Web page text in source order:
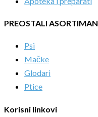
PREOSTALI ASORTIMAN
Psi
Mačke
Glodari
Ptice
Korisni linkovi